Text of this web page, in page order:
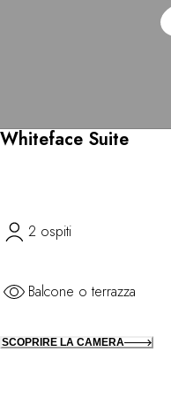
Whiteface Suite
2 ospiti
Balcone o terrazza
SCOPRIRE LA CAMERA